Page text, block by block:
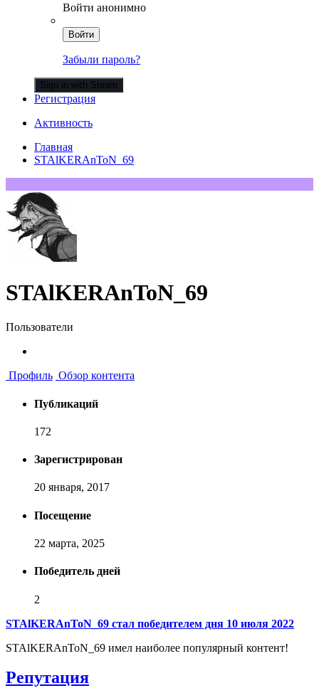
Войти анонимно
Войти
Забыли пароль?
Sign in with Steam
Регистрация
Активность
Главная
STAlKERAnToN_69
STAlKERAnToN_69
Пользователи
Профиль Обзор контента
Публикаций
172
Зарегистрирован
20 января, 2017
Посещение
22 марта, 2025
Победитель дней
2
STAlKERAnToN_69 стал победителем дня 10 июля 2022
STAlKERAnToN_69 имел наиболее популярный контент!
Репутация